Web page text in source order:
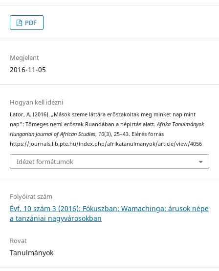
PDF
Megjelent
2016-11-05
Hogyan kell idézni
Lator, A. (2016). „Mások szeme láttára erőszakoltak meg minket nap mint
nap”: Tömeges nemi erőszak Ruandában a népirtás alatt.Afrika Tanulmányok
Hungarian Journal of African Studies, 10(3), 25–43. Elérés forrás
https://journals.lib.pte.hu/index.php/afrikatanulmanyok/article/view/4056
Idézet formátumok
Folyóirat szám
Évf. 10 szám 3 (2016): Fókuszban: Wamachinga: árusok népe
a tanzániai nagyvárosokban
Rovat
Tanulmányok